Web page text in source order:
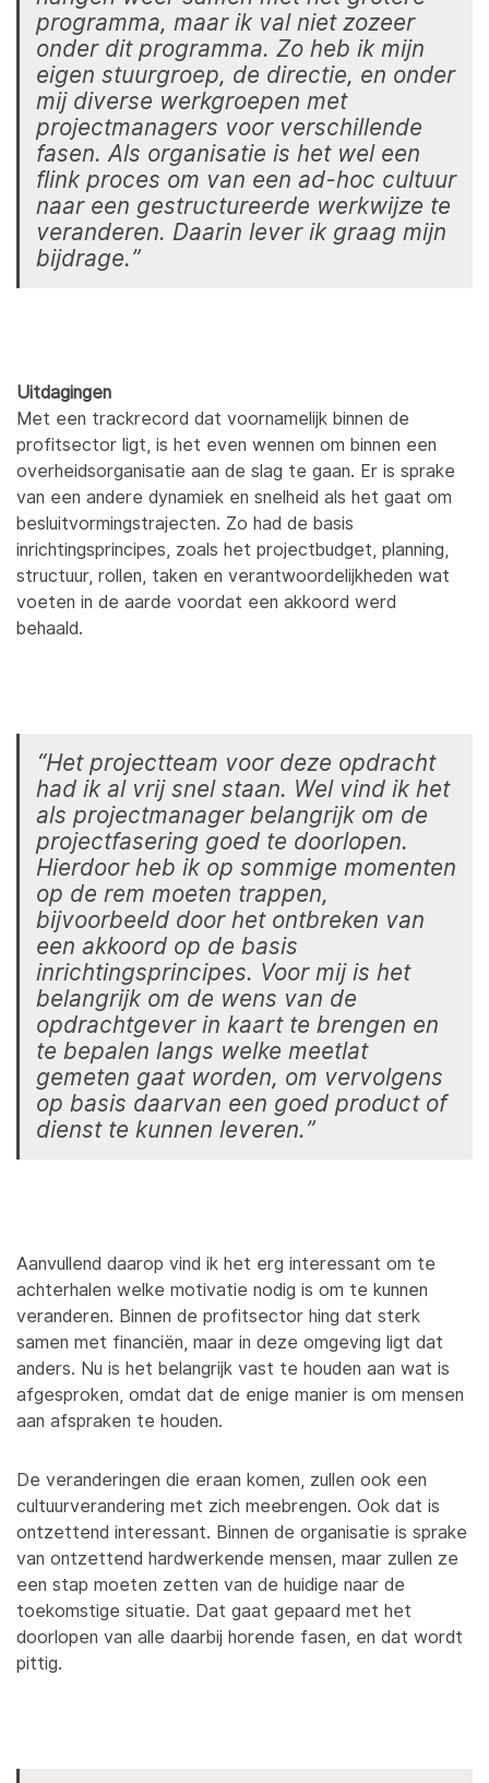
programma, maar ik val niet zozeer
onder dit programma. Zo heb ik mijn
eigen stuurgroep, de directie, en onder
mij diverse werkgroepen met
projectmanagers voor verschillende
fasen. Als organisatie is het wel een
flink proces om van een ad-hoc cultuur
naar een gestructureerde werkwijze te
veranderen. Daarin lever ik graag mijn
bijdrage.”
Uitdagingen
Met een trackrecord dat voornamelijk binnen de
profitsector ligt, is het even wennen om binnen een
overheidsorganisatie aan de slag te gaan. Er is sprake
van een andere dynamiek en snelheid als het gaat om
besluitvormingstrajecten. Zo had de basis
inrichtingsprincipes, zoals het projectbudget, planning,
structuur, rollen, taken en verantwoordelijkheden wat
voeten in de aarde voordat een akkoord werd
behaald.
“Het projectteam voor deze opdracht
had ik al vrij snel staan. Wel vind ik het
als projectmanager belangrijk om de
projectfasering goed te doorlopen.
Hierdoor heb ik op sommige momenten
op de rem moeten trappen,
bijvoorbeeld door het ontbreken van
een akkoord op de basis
inrichtingsprincipes. Voor mij is het
belangrijk om de wens van de
opdrachtgever in kaart te brengen en
te bepalen langs welke meetlat
gemeten gaat worden, om vervolgens
op basis daarvan een goed product of
dienst te kunnen leveren.”
Aanvullend daarop vind ik het erg interessant om te
achterhalen welke motivatie nodig is om te kunnen
veranderen. Binnen de profitsector hing dat sterk
samen met financiën, maar in deze omgeving ligt dat
anders. Nu is het belangrijk vast te houden aan wat is
afgesproken, omdat dat de enige manier is om mensen
aan afspraken te houden.
De veranderingen die eraan komen, zullen ook een
cultuurverandering met zich meebrengen. Ook dat is
ontzettend interessant. Binnen de organisatie is sprake
van ontzettend hardwerkende mensen, maar zullen ze
een stap moeten zetten van de huidige naar de
toekomstige situatie. Dat gaat gepaard met het
doorlopen van alle daarbij horende fasen, en dat wordt
pittig.